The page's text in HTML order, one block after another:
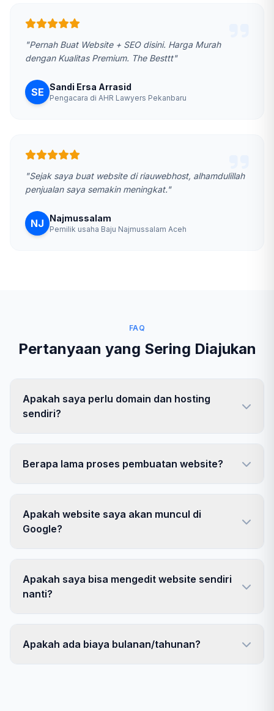
"Pernah Buat Website + SEO disini. Harga Murah
dengan Kualitas Premium. The Besttt"
SE Sandi Ersa Arrasid
Pengacara di AHR Lawyers Pekanbaru
"Sejak saya buat website di riauwebhost, alhamdulillah
penjualan saya semakin meningkat."
NJ Najmussalam
Pemilik usaha Baju Najmussalam Aceh
FAQ
Pertanyaan yang Sering Diajukan
Apakah saya perlu domain dan hosting
sendiri?
Berapa lama proses pembuatan website?
Apakah website saya akan muncul di
Google?
Apakah saya bisa mengedit website sendiri
nanti?
Apakah ada biaya bulanan/tahunan?